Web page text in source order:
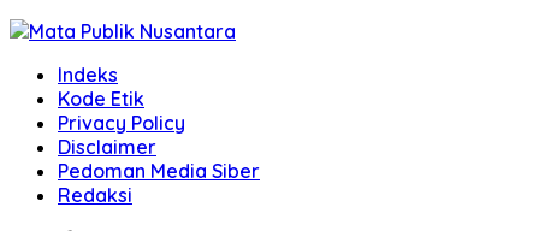
Indeks
Kode Etik
Privacy Policy
Disclaimer
Pedoman Media Siber
Redaksi